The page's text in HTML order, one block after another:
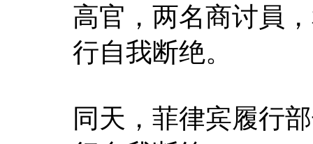
高官，两名商讨員
行自我断绝。
同天，菲律宾履行